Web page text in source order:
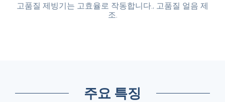
고품질 제빙기는 고효율로 작동합니다., 고품질 얼음 제
조.
주요 특징